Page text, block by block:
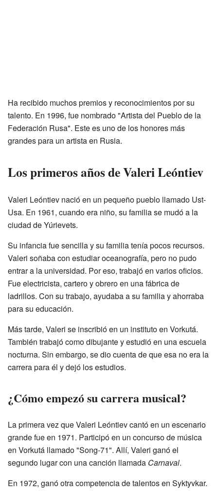
Ha recibido muchos premios y reconocimientos por su
talento. En 1996, fue nombrado "Artista del Pueblo de la
Federación Rusa". Este es uno de los honores más
grandes para un artista en Rusia.
Los primeros años de Valeri Leóntiev
Valeri Leóntiev nació en un pequeño pueblo llamado Ust-
Usa. En 1961, cuando era niño, su familia se mudó a la
ciudad de Yúrievets.
Su infancia fue sencilla y su familia tenía pocos recursos.
Valeri soñaba con estudiar oceanografía, pero no pudo
entrar a la universidad. Por eso, trabajó en varios oficios.
Fue electricista, cartero y obrero en una fábrica de
ladrillos. Con su trabajo, ayudaba a su familia y ahorraba
para su educación.
Más tarde, Valeri se inscribió en un instituto en Vorkutá.
También trabajó como dibujante y estudió en una escuela
nocturna. Sin embargo, se dio cuenta de que esa no era la
carrera para él y dejó los estudios.
¿Cómo empezó su carrera musical?
La primera vez que Valeri Leóntiev cantó en un escenario
grande fue en 1971. Participó en un concurso de música
en Vorkutá llamado "Song-71". Allí, Valeri ganó el
segundo lugar con una canción llamada Carnaval.
En 1972, ganó otra competencia de talentos en Syktyvkar.